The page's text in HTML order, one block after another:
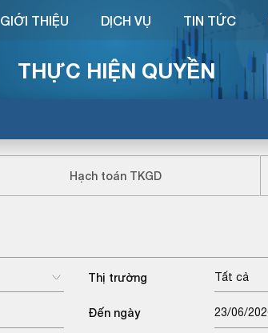
THỰC HIỆN QUYỀN
GIỚI THIỆU DỊCH VỤ TIN TỨC
Hạch toán TKGD
Thị trường Tất cả
Đến ngày